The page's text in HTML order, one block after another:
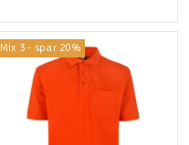
Mix 3 - spar 20%